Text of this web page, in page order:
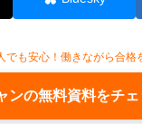
でも安心！働きながら合格
ンの無料資料をチ